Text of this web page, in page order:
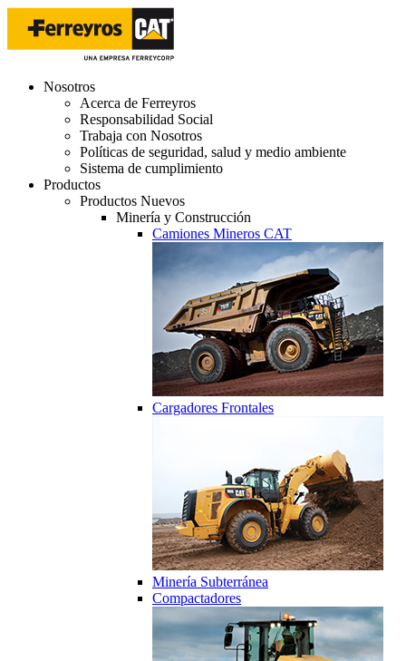
Nosotros
Acerca de Ferreyros
Responsabilidad Social
Trabaja con Nosotros
Políticas de seguridad, salud y medio ambiente
Sistema de cumplimiento
Productos
Productos Nuevos
Minería y Construcción
Camiones Mineros CAT
Cargadores Frontales
Minería Subterránea
Compactadores